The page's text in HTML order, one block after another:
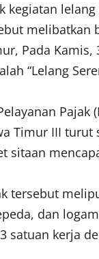
kegiatan
Pada
“Lelang
Pajak
Timur III
sitaan
tersebut
dan
satuan kerja